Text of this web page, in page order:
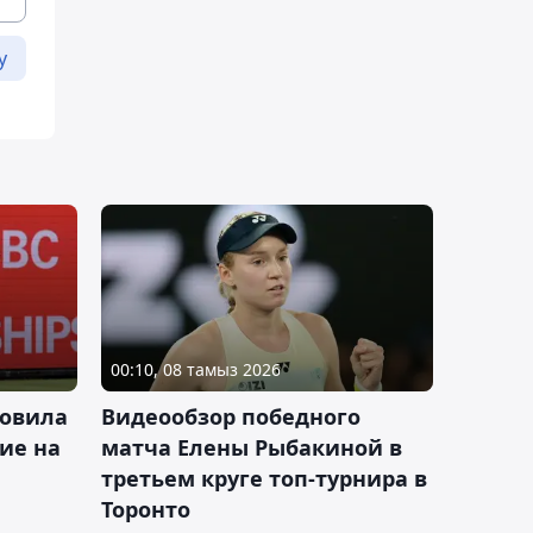
на
00:10, 08 тамыз 2026
Видеообзор победного
матча Елены Рыбакиной в
третьем круге топ-турнира в
Торонто